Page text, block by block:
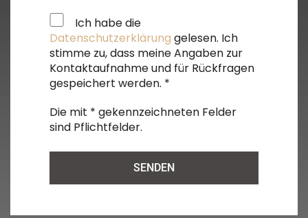
Ich habe die
Datenschutzerklärung gelesen. Ich
stimme zu, dass meine Angaben zur
Kontaktaufnahme und für Rückfragen
gespeichert werden. *
Die mit * gekennzeichneten Felder
sind Pflichtfelder.